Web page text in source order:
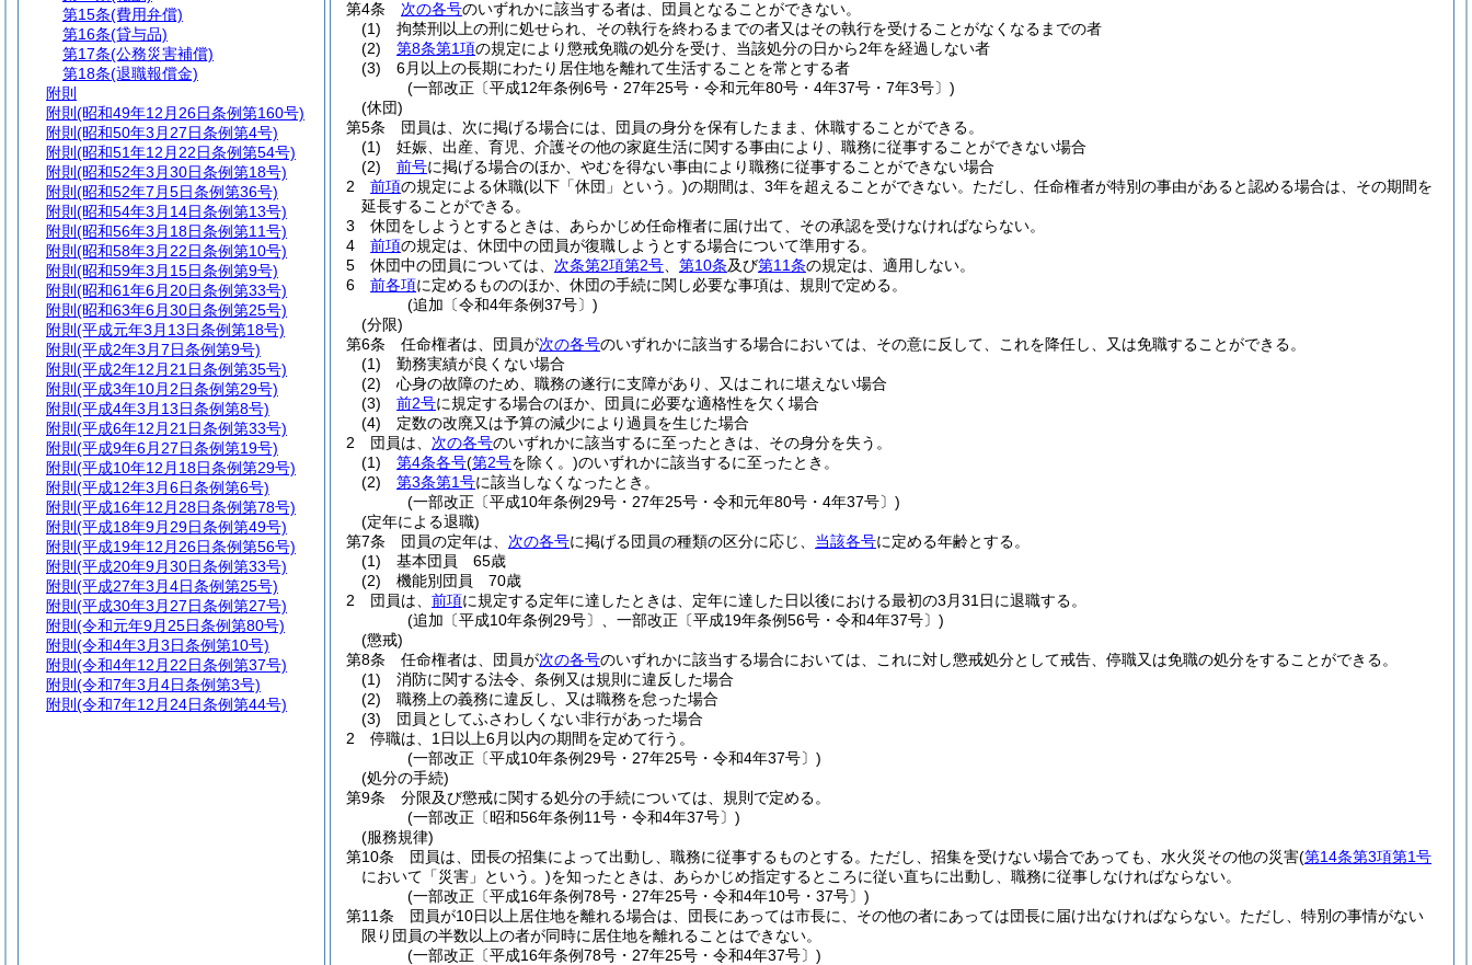
第4条
次の各号のいずれかに該当する者は、団員となることができない。
(1)
拘禁刑以上の刑に処せられ、その執行を終わるまでの者又はその執行を受けることがなくなるまでの者
(2)
第8条第1項の規定により懲戒免職の処分を受け、当該処分の日から2年を経過しない者
(3)
6月以上の長期にわたり居住地を離れて生活することを常とする者
(一部改正〔平成12年条例6号・27年25号・令和元年80号・4年37号・7年3号〕)
(休団)
第5条
団員は、次に掲げる場合には、団員の身分を保有したまま、休職することができる。
(1)
妊娠、出産、育児、介護その他の家庭生活に関する事由により、職務に従事することができない場合
(2)
前号に掲げる場合のほか、やむを得ない事由により職務に従事することができない場合
2
前項の規定による休職(以下「休団」という。)の期間は、3年を超えることができない。 ただし、任命権者が特別の事由があると認める場合は、その期間を
延長することができる。
3
休団をしようとするときは、あらかじめ任命権者に届け出て、その承認を受けなければならない。
4
前項の規定は、休団中の団員が復職しようとする場合について準用する。
5
休団中の団員については、 次条第2項第2号 第10条及び第11条の規定は、適用しない。
6
前各項に定めるもののほか、休団の手続に関し必要な事項は、規則で定める。
(追加〔令和4年条例37号〕)
(分限)
第6条
任命権者は、団員が次の各号のいずれかに該当する場合においては、その意に反して、これを降任し、又は免職することができる。
(1)
勤務実績が良くない場合
(2)
心身の故障のため、職務の遂行に支障があり、又はこれに堪えない場合
(3)
前2号に規定する場合のほか、団員に必要な適格性を欠く場合
(4)
定数の改廃又は予算の減少により過員を生じた場合
2
団員は、 次の各号のいずれかに該当するに至ったときは、その身分を失う。
(1)
第4条各号(第2号を除く。)のいずれかに該当するに至ったとき。
(2)
第3条第1号に該当しなくなったとき。
(一部改正〔平成10年条例29号・27年25号・令和元年80号・4年37号〕)
(定年による退職)
第7条
団員の定年は、 次の各号に掲げる団員の種類の区分に応じ、 当該各号に定める年齢とする。
(1)
基本団員 65歳
(2)
機能別団員 70歳
2
団員は、 前項に規定する定年に達したときは、定年に達した日以後における最初の3月31日に退職する。
(追加〔平成10年条例29号〕、一部改正〔平成19年条例56号・令和4年37号〕)
(懲戒)
第8条
任命権者は、団員が次の各号のいずれかに該当する場合においては、これに対し懲戒処分として戒告、停職又は免職の処分をすることができる。
(1)
消防に関する法令、条例又は規則に違反した場合
(2)
職務上の義務に違反し、又は職務を怠った場合
(3)
団員としてふさわしくない非行があった場合
2
停職は、1日以上6月以内の期間を定めて行う。
(一部改正〔平成10年条例29号・27年25号・令和4年37号〕)
(処分の手続)
第9条
分限及び懲戒に関する処分の手続については、規則で定める。
(一部改正〔昭和56年条例11号・令和4年37号〕)
(服務規律)
第10条
団員は、団長の招集によって出動し、職務に従事するものとする。 ただし、招集を受けない場合であっても、水火災その他の災害(第14条第3項第1号
において「災害」という。)を知ったときは、あらかじめ指定するところに従い直ちに出動し、職務に従事しなければならない。
(一部改正〔平成16年条例78号・27年25号・令和4年10号・37号〕)
第11条
団員が10日以上居住地を離れる場合は、団長にあっては市長に、その他の者にあっては団長に届け出なければならない。 ただし、特別の事情がない
限り団員の半数以上の者が同時に居住地を離れることはできない。
(一部改正〔平成16年条例78号・27年25号・令和4年37号〕)
第15条(費用弁償)
第16条(貸与品)
第17条(公務災害補償)
第18条(退職報償金)
附則
附則 (昭和49年12月26日条例第160号)
附則 (昭和50年3月27日条例第4号)
附則 (昭和51年12月22日条例第54号)
附則 (昭和52年3月30日条例第18号)
附則 (昭和52年7月5日条例第36号)
附則 (昭和54年3月14日条例第13号)
附則 (昭和56年3月18日条例第11号)
附則 (昭和58年3月22日条例第10号)
附則 (昭和59年3月15日条例第9号)
附則 (昭和61年6月20日条例第33号)
附則 (昭和63年6月30日条例第25号)
附則 (平成元年3月13日条例第18号)
附則 (平成2年3月7日条例第9号)
附則 (平成2年12月21日条例第35号)
附則 (平成3年10月2日条例第29号)
附則 (平成4年3月13日条例第8号)
附則 (平成6年12月21日条例第33号)
附則 (平成9年6月27日条例第19号)
附則 (平成10年12月18日条例第29号)
附則 (平成12年3月6日条例第6号)
附則 (平成16年12月28日条例第78号)
附則 (平成18年9月29日条例第49号)
附則 (平成19年12月26日条例第56号)
附則 (平成20年9月30日条例第33号)
附則 (平成27年3月4日条例第25号)
附則 (平成30年3月27日条例第27号)
附則 (令和元年9月25日条例第80号)
附則 (令和4年3月3日条例第10号)
附則 (令和4年12月22日条例第37号)
附則 (令和7年3月4日条例第3号)
附則 (令和7年12月24日条例第44号)